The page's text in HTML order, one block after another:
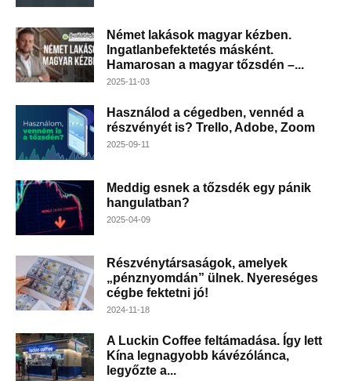
Német lakások magyar kézben.
Ingatlanbefektetés másként.
Hamarosan a magyar tőzsdén –...
2025-11-03
Használod a cégedben, vennéd a
részvényét is? Trello, Adobe, Zoom
2025-09-11
Meddig esnek a tőzsdék egy pánik
hangulatban?
2025-04-09
Részvénytársaságok, amelyek
„pénznyomdán” ülnek. Nyereséges
cégbe fektetni jó!
2024-11-18
A Luckin Coffee feltámadása. Így lett
Kína legnagyobb kávézólánca,
legyőzte a...